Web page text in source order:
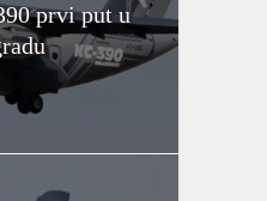
prvi put u